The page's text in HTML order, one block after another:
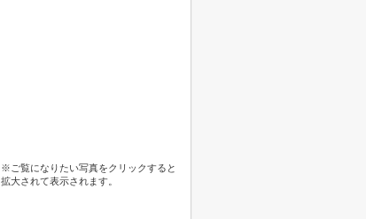
※ご覧になりたい写真をクリックすると
拡大されて表示されます。